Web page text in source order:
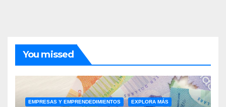
You missed
EMPRESAS Y EMPRENDEDIMIENTOS EXPLORA MÁS